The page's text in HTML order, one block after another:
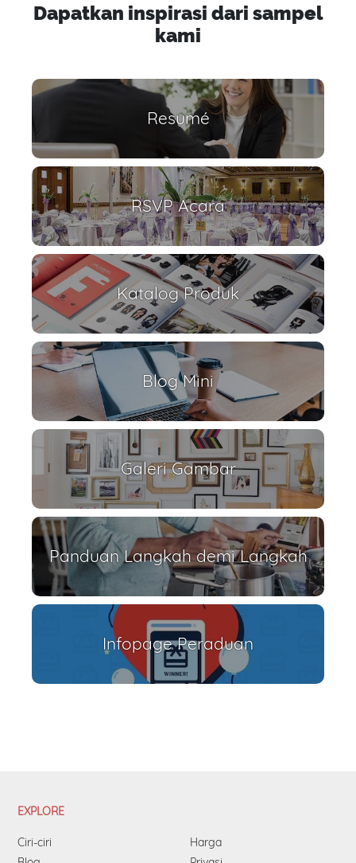
Dapatkan inspirasi dari sampel
kami
Resumé
RSVP Acara
Katalog Produk
Blog Mini
Galeri Gambar
Panduan Langkah demi Langkah
Infopage Peraduan
EXPLORE
Ciri-ciri
Harga